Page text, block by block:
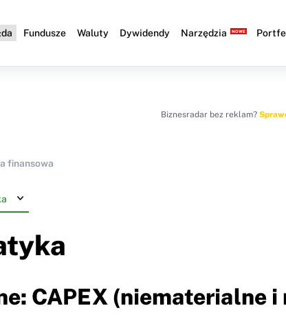
Fundusze Waluty Dywidendy Narzędzia
Biznesradar bez reklam?
finansowa
CAPEX (niematerialne i